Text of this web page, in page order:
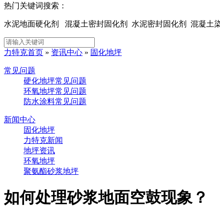
热门关键词搜索：
水泥地面硬化剂 混凝土密封固化剂 水泥密封固化剂 混凝
力特克首页 » 资讯中心 » 固化地坪
常见问题
硬化地坪常见问题
环氧地坪常见问题
防水涂料常见问题
新闻中心
固化地坪
力特克新闻
地坪资讯
环氧地坪
聚氨酯砂浆地坪
如何处理砂浆地面空鼓现象？